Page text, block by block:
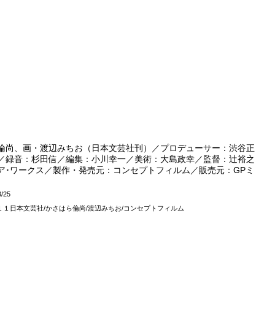
、画・渡辺みちお（日本文芸社刊）／プロデューサー：渋谷正
音：杉田信／編集：小川幸一／美術：大島政幸／監督：辻裕之
ワークス／製作・発売元：コンセプトフィルム／販売元：GPミ
25
１日本文芸社/かさはら倫尚/渡辺みちお/コンセプトフィルム